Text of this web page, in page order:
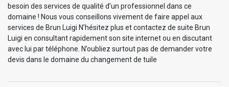
besoin des services de qualité d’un professionnel dans ce
domaine ! Nous vous conseillons vivement de faire appel aux
services de Brun Luigi N’hésitez plus et contactez de suite Brun
Luigi en consultant rapidement son site internet ou en discutant
avec lui par téléphone. N’oubliez surtout pas de demander votre
devis dans le domaine du changement de tuile